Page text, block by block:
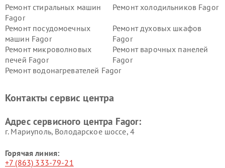
Ремонт стиральных машин
Fagor
Ремонт холодильников Fagor
Ремонт посудомоечных
машин Fagor
Ремонт духовых шкафов
Fagor
Ремонт микроволновых
печей Fagor
Ремонт варочных панелей
Fagor
Ремонт водонагревателей Fagor
Контакты сервис центра
Адрес сервисного центра Fagor:
г. Мариуполь, Володарское шоссе, 4
Горячая линия:
+7 (863) 333-79-21